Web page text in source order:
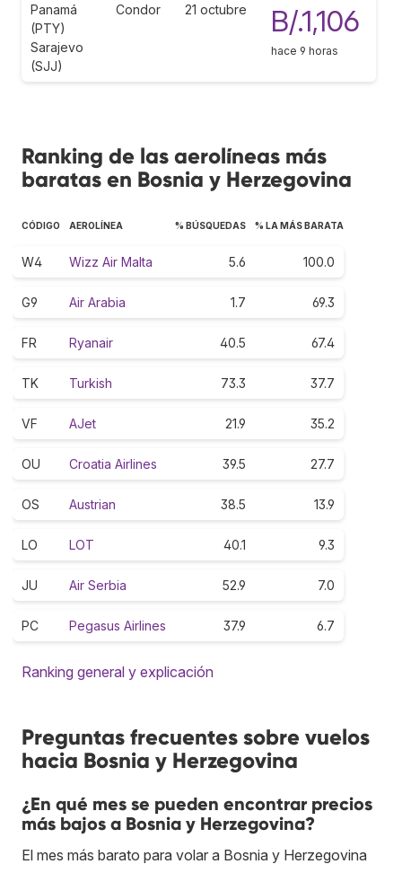
Panamá
(PTY)
Sarajevo
(SJJ)
Condor 21 octubre B/.1,106
hace 9 horas
Ranking de las aerolíneas más
baratas en Bosnia y Herzegovina
CÓDIGO AEROLÍNEA % BÚSQUEDAS % LA MÁS BARATA
W4 Wizz Air Malta 5.6 100.0
G9 Air Arabia 1.7 69.3
FR Ryanair 40.5 67.4
TK Turkish 73.3 37.7
VF AJet 21.9 35.2
OU Croatia Airlines 39.5 27.7
OS Austrian 38.5 13.9
LO LOT 40.1 9.3
JU Air Serbia 52.9 7.0
PC Pegasus Airlines 37.9 6.7
Ranking general y explicación
Preguntas frecuentes sobre vuelos
hacia Bosnia y Herzegovina
¿En qué mes se pueden encontrar precios
más bajos a Bosnia y Herzegovina?
El mes más barato para volar a Bosnia y Herzegovina